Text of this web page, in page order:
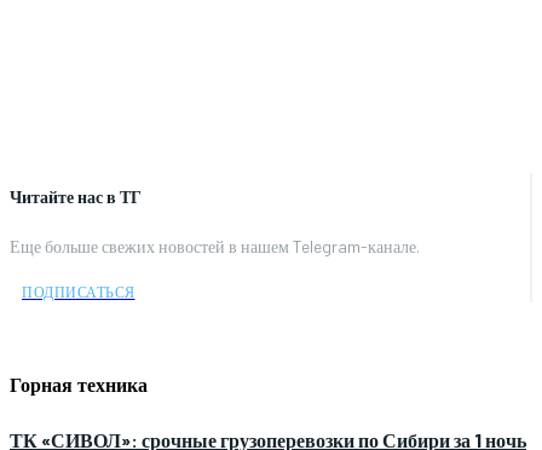
Читайте нас в ТГ
Еще больше свежих новостей в нашем Telegram-канале.
ПОДПИСАТЬСЯ
Горная техника
ТК «СИВОЛ»: срочные грузоперевозки по Сибири за 1 ночь